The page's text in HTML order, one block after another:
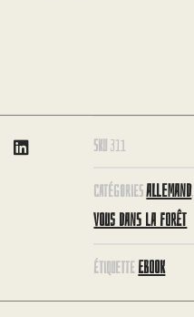
SKU 311
CATÉGORIESALLEMAND,
VOUS DANS LA FORÊT
ÉTIQUETTE EBOOK